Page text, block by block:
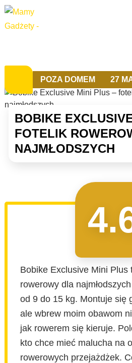
POZA DOMEM 27
BOBIKE
FOTELIK
NAJMŁODSZYCH
Bobike Exclusive Mini Plus
rowerowy dla
od 9 do 15 kg. Montuje się
ale wbrew moim obawom
jak rowerem się kieruje.
kto chce mieć malucha na
rowerowych przejażdżek.